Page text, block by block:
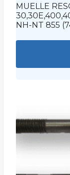
MUELLE
NH-NT 855